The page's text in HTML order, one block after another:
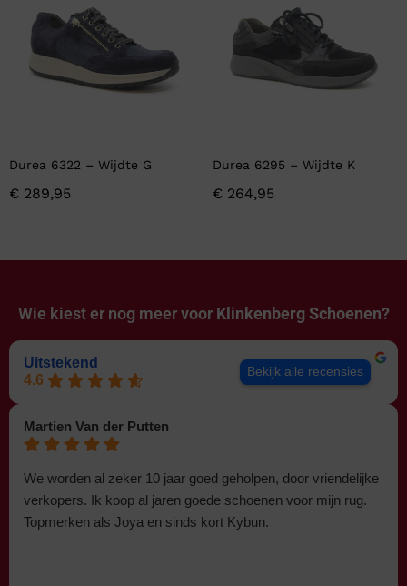
Durea 6322 – Wijdte G
€ 289,95
Durea 6295 – Wijdte K
€ 264,95
Wie kiest er nog meer voor Klinkenberg Schoenen?
Uitstekend
4.6
Bekijk alle recensies
Martien Van der Putten
We worden al zeker 10 jaar goed geholpen, door vriendelijke
verkopers. Ik koop al jaren goede schoenen voor mijn rug.
Topmerken als Joya en sinds kort Kybun.